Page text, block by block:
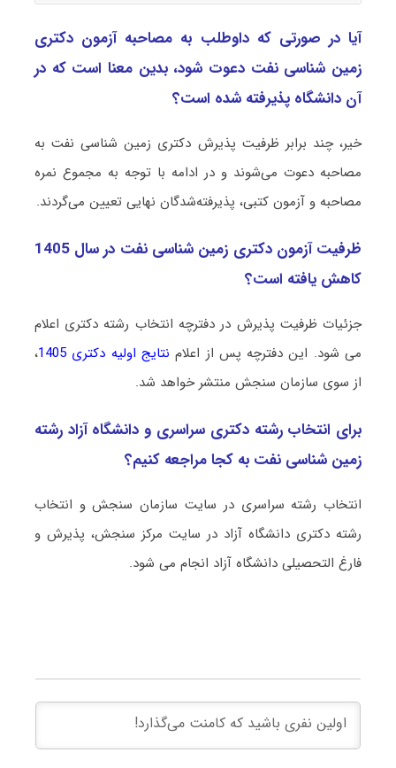
آیا در صورتی که داوطلب به مصاحبه آزمون دکتری
زمین شناسی ﻧﻔﺖ دعوت شود، بدین معنا است که در
آن دانشگاه پذیرفته شده است؟
خیر، چند برابر ظرفیت پذیرش دکتری زمین شناسی ﻧﻔﺖ به
مصاحبه دعوت می‌شوند و در ادامه با توجه به مجموع نمره
مصاحبه و آزمون کتبی، پذیرفته‌شدگان نهایی تعیین می‌گردند.
ظرفیت آزمون دکتری زمین شناسی ﻧﻔﺖ در سال 1405
کاهش یافته است؟
جزئیات ظرفیت پذیرش در دفترچه انتخاب رشته دکتری اعلام
می شود. این دفترچه پس از اعلام نتایج اولیه دکتری 1405
،
از سوی سازمان سنجش منتشر خواهد شد.
برای انتخاب رشته دکتری سراسری و دانشگاه آزاد رشته
زمین شناسی ﻧﻔﺖ به کجا مراجعه کنیم؟
انتخاب رشته سراسری در سایت سازمان سنجش و انتخاب
رشته دکتری دانشگاه آزاد در سایت مرکز سنجش، پذیرش و
فارغ التحصیلی دانشگاه آزاد انجام می شود.